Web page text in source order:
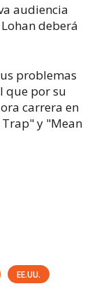
audiencia
deberá
problemas
que por su
carrera en
y "Mean
EE.UU.